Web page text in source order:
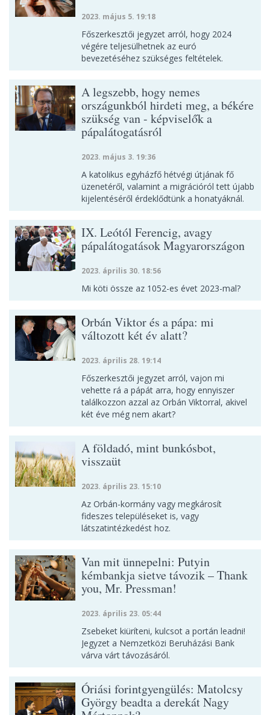
2023. május 5. 19:18
Főszerkesztői jegyzet arról, hogy 2024
végére teljesülhetnek az euró
bevezetéséhez szükséges feltételek.
A legszebb, hogy nemes
országunkból hirdeti meg, a békére
szükség van - képviselők a
pápalátogatásról
2023. május 3. 19:36
A katolikus egyházfő hétvégi útjának fő
üzenetéről, valamint a migrációról tett újabb
kijelentéséről érdeklődtünk a honatyáknál.
IX. Leótól Ferencig, avagy
pápalátogatások Magyarországon
2023. április 30. 18:56
Mi köti össze az 1052-es évet 2023-mal?
Orbán Viktor és a pápa: mi
változott két év alatt?
2023. április 28. 19:14
Főszerkesztői jegyzet arról, vajon mi
vehette rá a pápát arra, hogy ennyiszer
találkozzon azzal az Orbán Viktorral, akivel
két éve még nem akart?
A földadó, mint bunkósbot,
visszaüt
2023. április 23. 15:10
Az Orbán-kormány vagy megkárosít
fideszes településeket is, vagy
látszatintézkedést hoz.
Van mit ünnepelni: Putyin
kémbankja sietve távozik – Thank
you, Mr. Pressman!
2023. április 23. 05:44
Zsebeket kiüríteni, kulcsot a portán leadni!
Jegyzet a Nemzetközi Beruházási Bank
várva várt távozásáról.
Óriási forintgyengülés: Matolcsy
György beadta a derekát Nagy